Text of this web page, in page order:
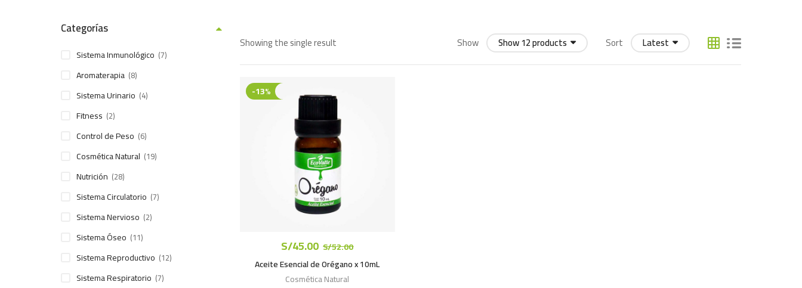
Showing the single result Show Show 12 products Sort Latest
-13%
S/52.00
S/45.00
Aceite Esencial de Orégano x 10mL
Cosmética Natural
Categorías
Sistema Inmunológico (7)
Aromaterapia (8)
Sistema Urinario (4)
Fitness (2)
Control de Peso (6)
Cosmética Natural (19)
Nutrición (28)
Sistema Circulatorio (7)
Sistema Nervioso (2)
Sistema Óseo (11)
Sistema Reproductivo (12)
Sistema Respiratorio (7)